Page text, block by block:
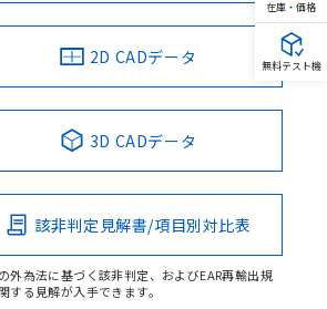
2D CADデータ
3D CADデータ
該非判定見解書/項目別対比表
外為法に基づく該非判定、およびEAR再輸出規
する見解が入手できます。
在庫・価格
無料テスト機